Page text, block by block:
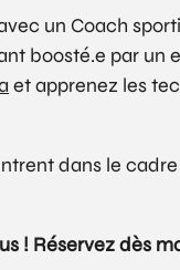
un Coach
boosté.e par un
et apprenez les
dans le
! Réservez dès